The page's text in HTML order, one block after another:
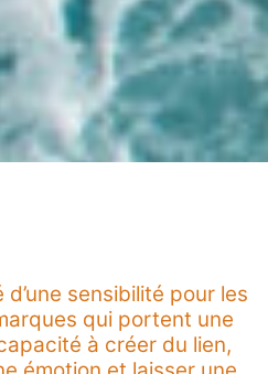
sensibilité pour les
qui portent une
à créer du lien,